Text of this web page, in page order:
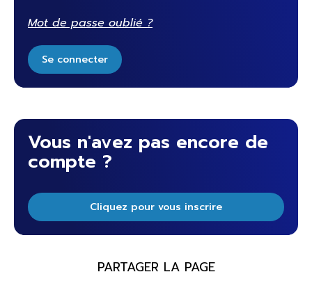
Mot de passe oublié ?
Se connecter
Vous n'avez pas encore de
compte ?
Cliquez pour vous inscrire
PARTAGER LA PAGE